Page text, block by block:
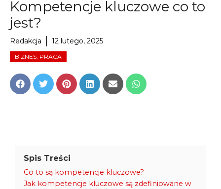
Kompetencje kluczowe co to
jest?
Redakcja 12 lutego, 2025
BIZNES, PRACA
Share
on
Share
on
Share
on
Share
on
Share
on
Share
on
Spis Treści
Co to są kompetencje kluczowe?
Jak kompetencje kluczowe są zdefiniowane w